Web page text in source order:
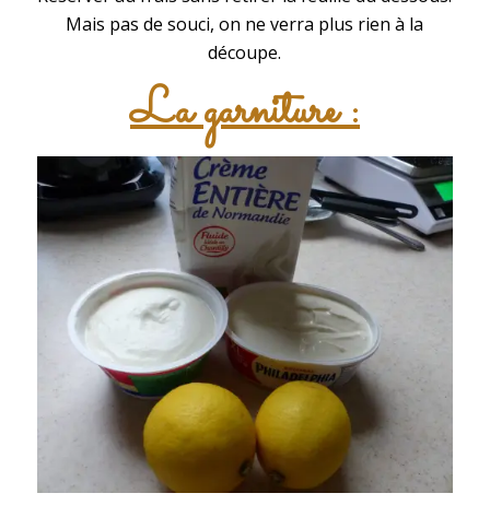
Mais pas de souci, on ne verra plus rien à la
découpe.
La garniture :